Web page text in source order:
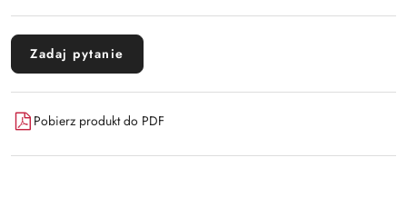
Zadaj pytanie
Pobierz produkt do PDF